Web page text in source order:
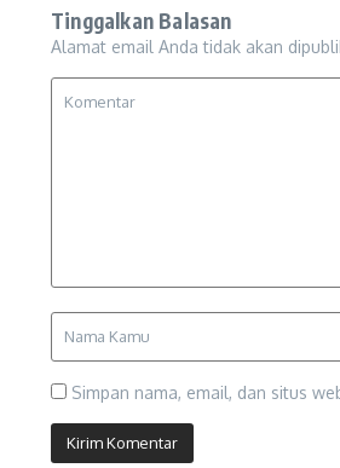
Tinggalkan Balasan
Alamat email Anda tidak akan
Simpan nama, email, dan situs